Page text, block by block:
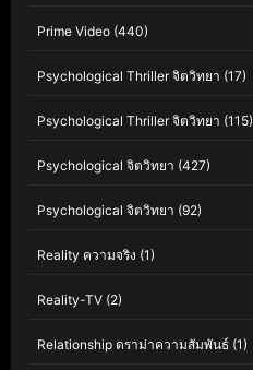
Prime Video (440)
Psychological Thriller จิตวิทยา (17)
Psychological Thriller จิตวิทยา (115)
Psychological จิตวิทยา (427)
Psychological จิตวิทยา (92)
Reality ความจริง (1)
Reality-TV (2)
Relationship ดราม่าความสัมพันธ์ (1)